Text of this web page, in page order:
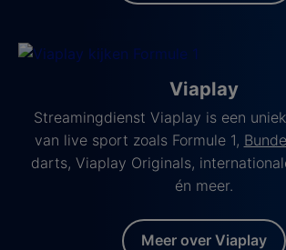
Viaplay
Streamingdienst Viaplay is een
van live sport zoals Formule 1,
darts, Viaplay Originals,
én meer.
Meer over Viaplay